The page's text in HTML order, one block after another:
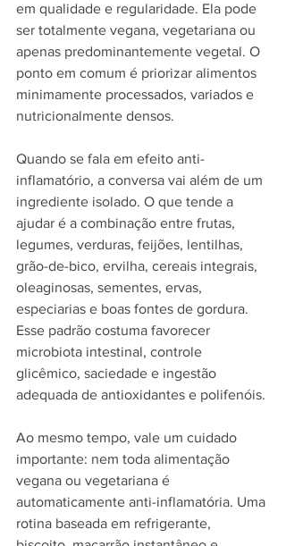
em qualidade e regularidade. Ela pode
ser totalmente vegana, vegetariana ou
apenas predominantemente vegetal. O
ponto em comum é priorizar alimentos
minimamente processados, variados e
nutricionalmente densos.
Quando se fala em efeito anti-
inflamatório, a conversa vai além de um
ingrediente isolado. O que tende a
ajudar é a combinação entre frutas,
legumes, verduras, feijões, lentilhas,
grão-de-bico, ervilha, cereais integrais,
oleaginosas, sementes, ervas,
especiarias e boas fontes de gordura.
Esse padrão costuma favorecer
microbiota intestinal, controle
glicêmico, saciedade e ingestão
adequada de antioxidantes e polifenóis.
Ao mesmo tempo, vale um cuidado
importante: nem toda alimentação
vegana ou vegetariana é
automaticamente anti-inflamatória. Uma
rotina baseada em refrigerante,